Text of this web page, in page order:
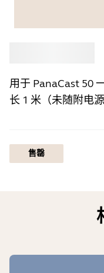
用于 PanaCast 50
长 1 米（未随附电
售罄